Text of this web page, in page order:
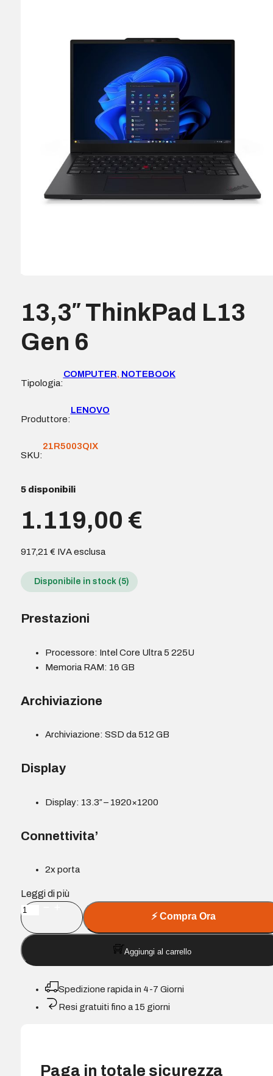
13,3″ ThinkPad L13
Gen 6
Tipologia:
COMPUTER, NOTEBOOK
Produttore:
LENOVO
SKU:
21R5003QIX
5 disponibili
1.119,00 €
917,21 € IVA esclusa
Disponibile in stock (5)
Prestazioni
Processore: Intel Core Ultra 5 225U
Memoria RAM: 16 GB
Archiviazione
Archiviazione: SSD da 512 GB
Display
Display: 13.3″ – 1920×1200
Connettivita’
2x porta
Leggi di più
13,3"
ThinkPad
L13
Gen
quantità
⚡Compra Ora
Aggiungi al carrello
Spedizione rapida in 4-7 Giorni
Resi gratuiti fino a 15 giorni
Paga in totale sicurezza